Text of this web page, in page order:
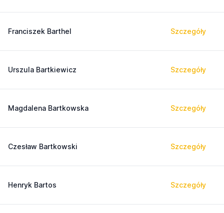
Franciszek Barthel Szczegóły
Urszula Bartkiewicz Szczegóły
Magdalena Bartkowska Szczegóły
Czesław Bartkowski Szczegóły
Henryk Bartos Szczegóły